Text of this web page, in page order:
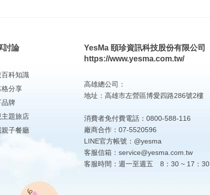
討論
百科知識
格分享
牌
主題旅店
親子餐廳
YesMa 頤珍資訊科技股份有限公司
https://www.yesma.com.tw/
高雄總公司：
地址：高雄市左營區博愛四路286號2樓
消費者免付費電話：0800-588-116
廠商合作：07-5520596
LINE官方帳號：@yesma
客服信箱：service@yesma.com.tw
客服時間：週一至週五 8：30 ~ 17：30